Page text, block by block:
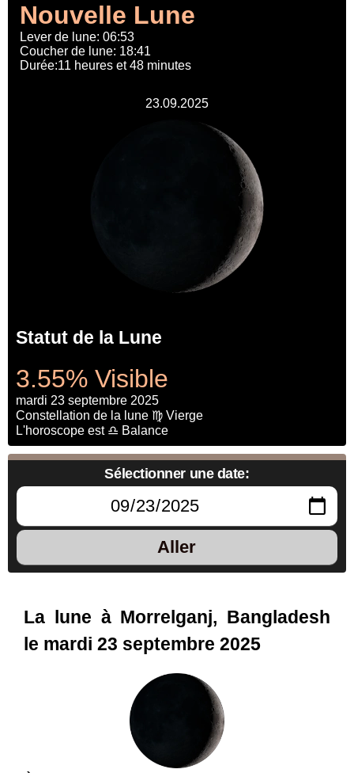
Nouvelle Lune
Lever de lune: 06:53
Coucher de lune: 18:41
Durée:11 heures et 48 minutes
23.09.2025
Statut de la Lune
3.55% Visible
mardi 23 septembre 2025
Constellation de la lune ♍ Vierge
L'horoscope est ♎ Balance
Sélectionner une date:
Aller
La lune à Morrelganj, Bangladesh
le mardi 23 septembre 2025